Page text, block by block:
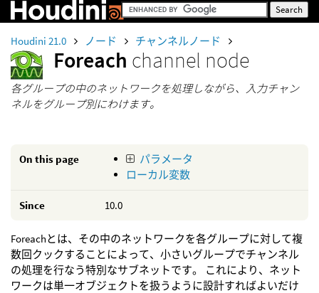
Houdini 21.0 ノード チャンネルノード
Foreach channel node
各グループの中のネットワークを処理しながら、入力チャン
ネルをグループ別にわけます。
On this page
パラメータ
ローカル変数
Since 10.0
Foreachとは、その中のネットワークを各グループに対して複
数回クックすることによって、小さいグループでチャンネル
の処理を行なう特別なサブネットです。 これにより、ネット
ワークは単一オブジェクトを扱うように設計すればよいだけ